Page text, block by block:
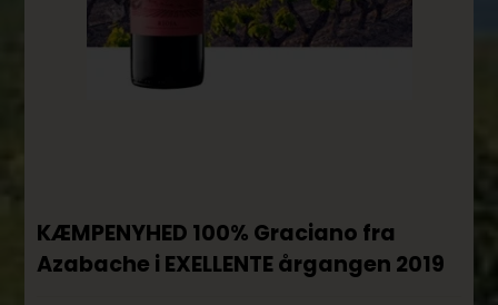
KÆMPENYHED 100% Graciano fra
Azabache i EXELLENTE årgangen 2019